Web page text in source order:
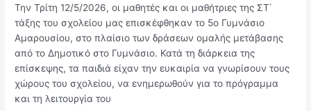
Την Τρίτη 12/5/2026, οι μαθητές και οι μαθήτριες της ΣΤ΄
τάξης του σχολείου μας επισκέφθηκαν το 5ο Γυμνάσιο
Αμαρουσίου, στο πλαίσιο των δράσεων ομαλής μετάβασης
από το Δημοτικό στο Γυμνάσιο. Κατά τη διάρκεια της
επίσκεψης, τα παιδιά είχαν την ευκαιρία να γνωρίσουν τους
χώρους του σχολείου, να ενημερωθούν για το πρόγραμμα
και τη λειτουργία του
Γυμνάσιο
Αμαρουσίου